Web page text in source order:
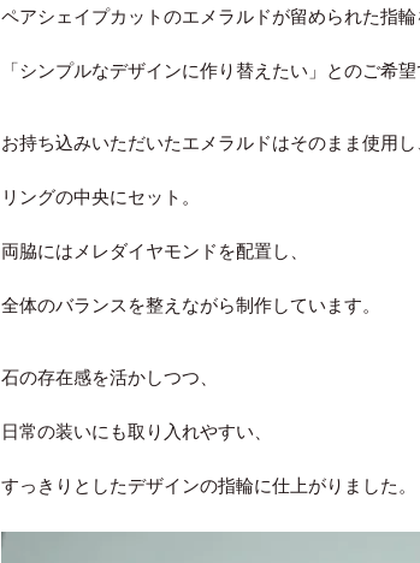
ペアシェイプカットのエメラルドが留められた指輪
「シンプルなデザインに作り替えたい」とのご希
お持ち込みいただいたエメラルドはそのまま使用し
リングの中央にセット。
両脇にはメレダイヤモンドを配置し、
全体のバランスを整えながら制作しています。
石の存在感を活かしつつ、
日常の装いにも取り入れやすい、
すっきりとしたデザインの指輪に仕上がりました。